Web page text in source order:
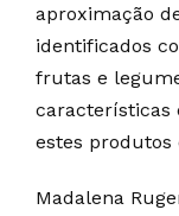
aproximação
identificados
frutas e
características
estes
Madalena